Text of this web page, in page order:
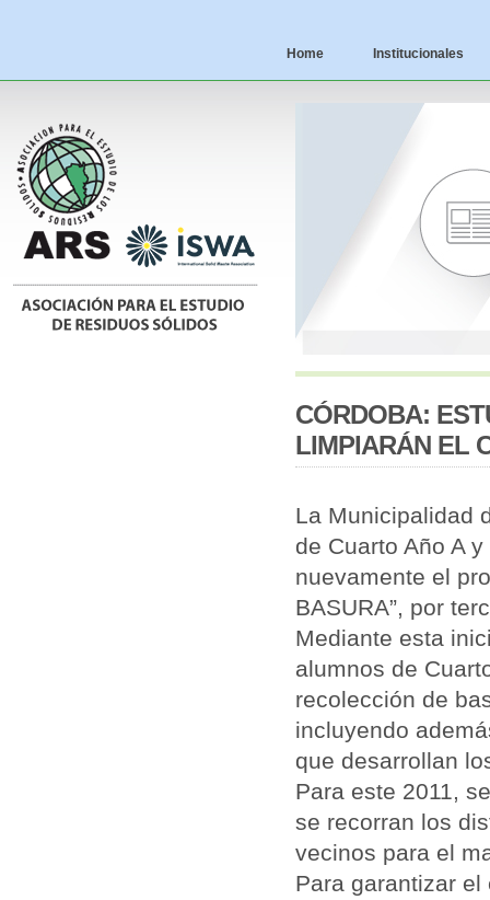
Home Institucionales
CÓRDOBA:
LIMPIARÁN EL
La Municipalidad
de Cuarto Año A
nuevamente el
BASURA”, por
Mediante esta
alumnos de
recolección de
incluyendo
que desarrollan
Para este 2011,
se recorran los
vecinos para el
Para garantizar